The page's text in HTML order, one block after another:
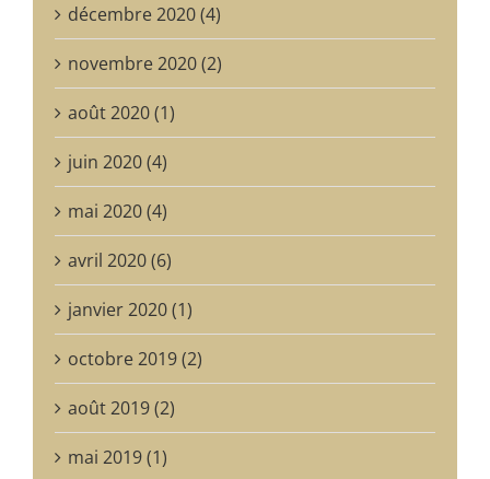
décembre 2020 (4)
novembre 2020 (2)
août 2020 (1)
juin 2020 (4)
mai 2020 (4)
avril 2020 (6)
janvier 2020 (1)
octobre 2019 (2)
août 2019 (2)
mai 2019 (1)